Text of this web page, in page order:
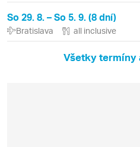
So 29. 8. – So 5. 9. (8 dní)
Bratislava all inclusive
Všetky termíny